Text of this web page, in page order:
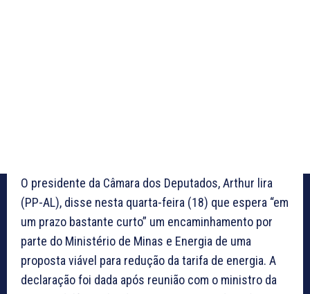
O presidente da Câmara dos Deputados, Arthur lira
(PP-AL), disse nesta quarta-feira (18) que espera “em
um prazo bastante curto” um encaminhamento por
parte do Ministério de Minas e Energia de uma
proposta viável para redução da tarifa de energia. A
declaração foi dada após reunião com o ministro da